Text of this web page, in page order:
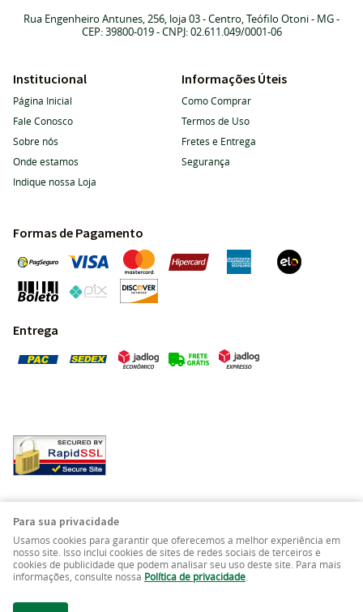
Rua Engenheiro Antunes, 256, loja 03-Centro, Teófilo Otoni- MG-
CEP: 39800-019- CNPJ: 02.611.049/0001-06
Institucional
Página Inicial
Fale Conosco
Sobre nós
Onde estamos
Indique nossa Loja
Informações Úteis
Como Comprar
Termos de Uso
Fretes e Entrega
Segurança
Formas de Pagamento
Entrega
LOJA VIRTUAL CRIADA POR
Para sua privacidade
Usamos cookies para garantir que oferecemos a melhor experiência em
nosso site. Isso inclui cookies de sites de redes sociais de terceiros e
cookies de publicidade que podem analisar seu uso deste site. Para mais
informações, consulte nossa Política de privacidade